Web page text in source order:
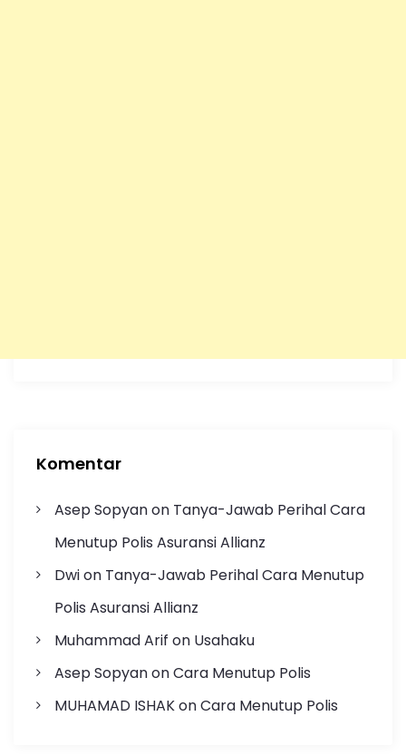
Komentar
Asep Sopyanon Tanya-Jawab Perihal Cara
Menutup Polis Asuransi Allianz
Dwion Tanya-Jawab Perihal Cara Menutup
Polis Asuransi Allianz
Muhammad Arif on Usahaku
Asep SopyanonCara Menutup Polis
MUHAMAD ISHAKonCara Menutup Polis